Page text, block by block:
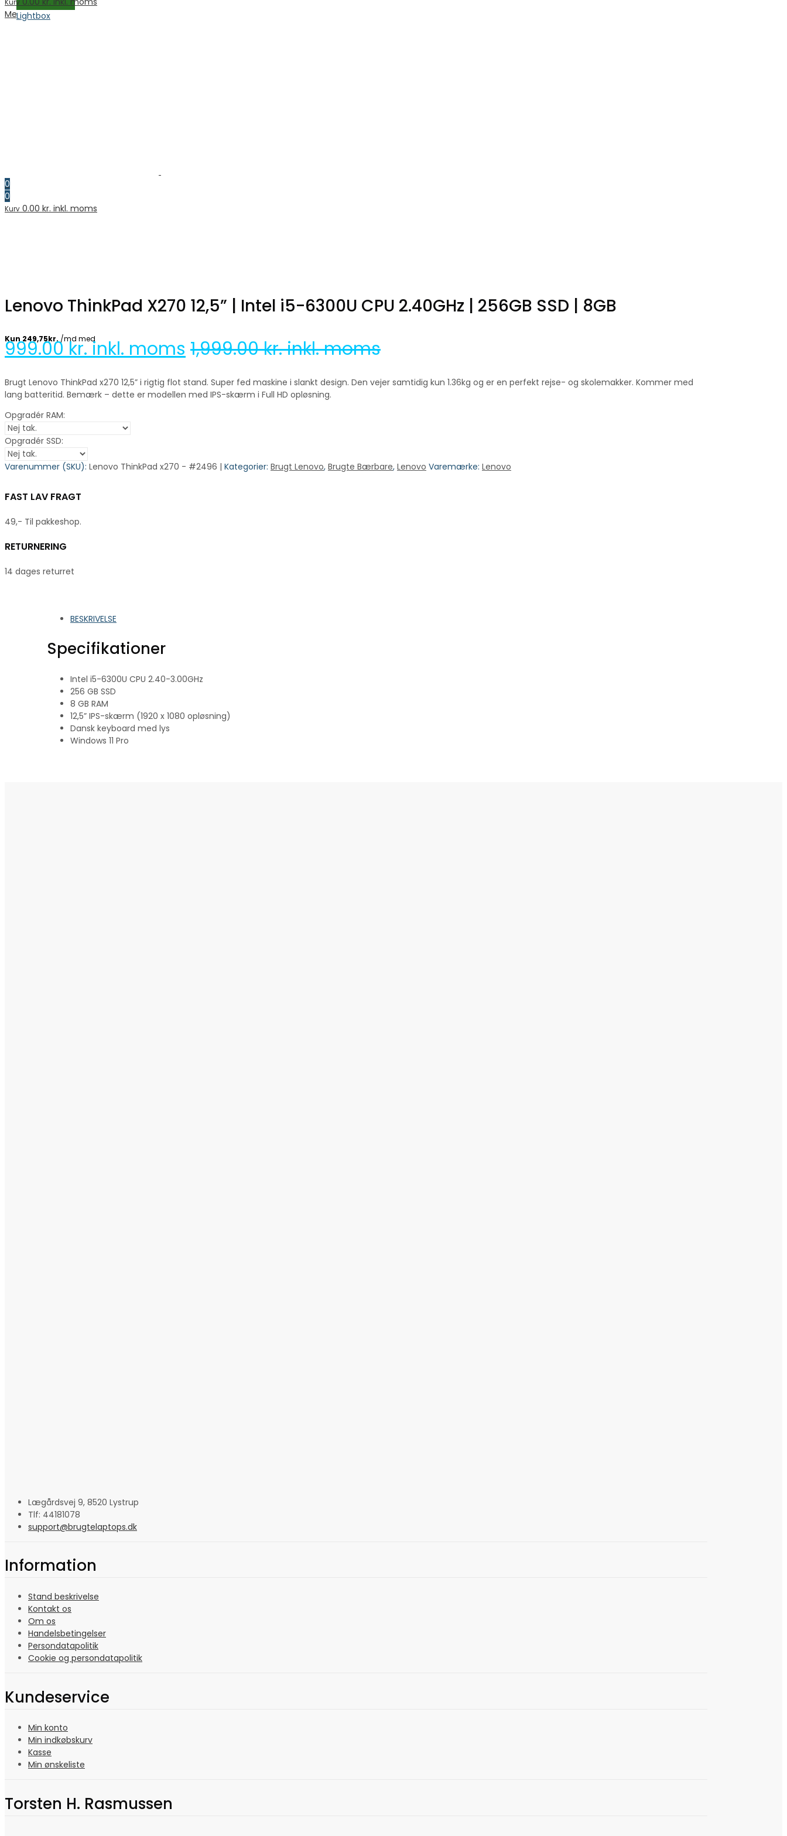
Kurv
Menu
0
0
Kurv 0.00 kr. inkl. moms
Lightbox
Lenovo ThinkPad X270 12,5” | Intel i5-6300U CPU 2.40GHz | 256GB SSD | 8GB
999.00kr. inkl. moms 1,999.00kr. inkl. moms
Brugt Lenovo ThinkPad x270 12,5” i rigtig flot stand. Super fed maskine i slankt design. Den vejer samtidig kun 1.36kg og er en perfekt rejse- og skolemakker. Kommer med
lang batteritid. Bemærk – dette er modellen med IPS-skærm i Full HD opløsning.
Opgradér RAM:
Opgradér SSD:
Varenummer (SKU): Lenovo ThinkPad x270 - #2496 | Kategorier: Brugt Lenovo, Brugte Bærbare, Lenovo Varemærke: Lenovo
FAST LAV FRAGT
49,- Til pakkeshop.
RETURNERING
14 dages returret
BESKRIVELSE
Specifikationer
Intel i5-6300U CPU 2.40-3.00GHz
256 GB SSD
8 GB RAM
12,5” IPS-skærm (1920 x 1080 opløsning)
Dansk keyboard med lys
Windows 11 Pro
Lægårdsvej 9, 8520 Lystrup
Tlf: 44181078
support@brugtelaptops.dk
Information
Stand beskrivelse
Kontakt os
Om os
Handelsbetingelser
Persondatapolitik
Cookie og persondatapolitik
Kundeservice
Min konto
Min indkøbskurv
Kasse
Min ønskeliste
Torsten H. Rasmussen